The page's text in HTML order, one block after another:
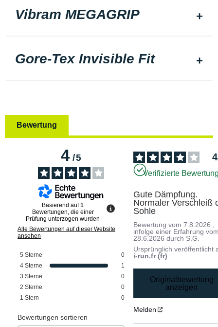
Vibram MEGAGRIP
Gore-Tex Invisible Fit
Bewertung
4/5
Basierend auf1
Bewertungen, die einer
Prüfung unterzogen wurden
Alle Bewertungen auf dieser Website
ansehen
5 Sterne
0
4 Sterne
1
3 Sterne
0
2 Sterne
0
1 Stern 0
Bewertungen sortieren
4
Verifizierte
Gute Dämpfung.
Normaler Verschleiß
Sohle
Bewertung vom7.8.2026
infolge einer Erfahrung
28.6.2026 durch S.G.
Ursprünglich veröffentlicht
i-run.fr (fr)
Originalbewertung
anzeigen
Melden